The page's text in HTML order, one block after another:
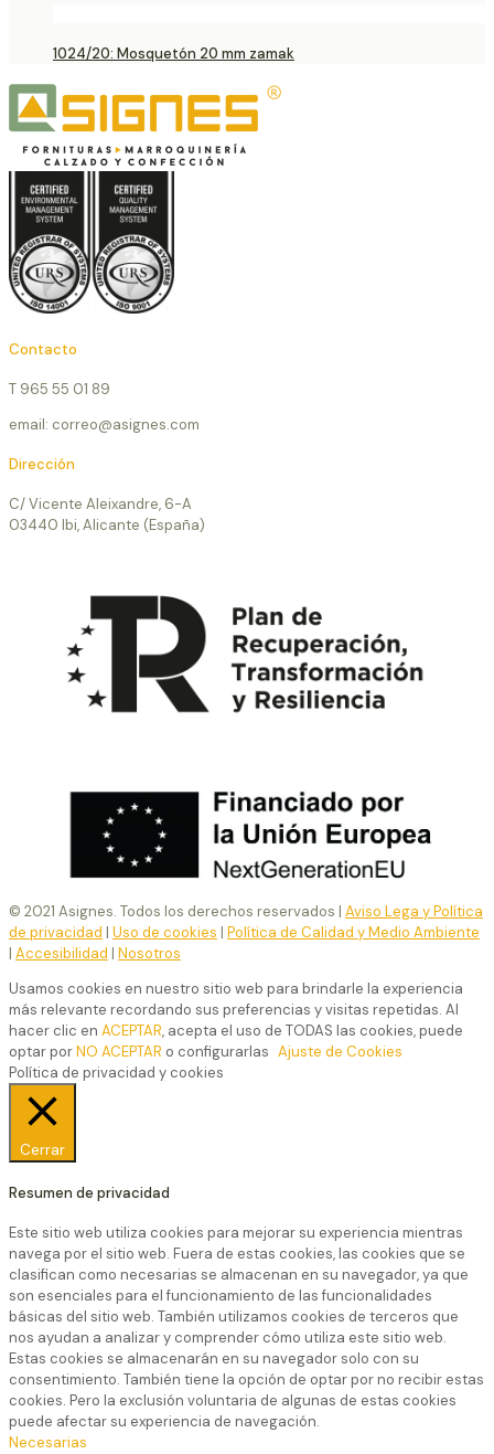
1024/20: Mosquetón 20 mm zamak
Contacto
T 965 55 01 89
email: correo@asignes.com
Dirección
C/ Vicente Aleixandre, 6-A
03440 Ibi, Alicante (España)
© 2021 Asignes. Todos los derechos reservados | Aviso Lega y Política
de privacidad | Uso de cookies | Política de Calidad y Medio Ambiente
| Accesibilidad | Nosotros
Usamos cookies en nuestro sitio web para brindarle la experiencia
más relevante recordando sus preferencias y visitas repetidas. Al
hacer clic en ACEPTAR, acepta el uso de TODAS las cookies, puede
optar porNO ACEPTAR o configurarlas Ajuste de Cookies
Política de privacidad y cookies
Cerrar
Resumen de privacidad
Este sitio web utiliza cookies para mejorar su experiencia mientras
navega por el sitio web. Fuera de estas cookies, las cookies que se
clasifican como necesarias se almacenan en su navegador, ya que
son esenciales para el funcionamiento de las funcionalidades
básicas del sitio web. También utilizamos cookies de terceros que
nos ayudan a analizar y comprender cómo utiliza este sitio web.
Estas cookies se almacenarán en su navegador solo con su
consentimiento. También tiene la opción de optar por no recibir estas
cookies. Pero la exclusión voluntaria de algunas de estas cookies
puede afectar su experiencia de navegación.
Necesarias